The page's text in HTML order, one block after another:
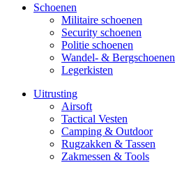
Schoenen
Militaire schoe­nen
Security schoenen
Politie schoenen
Wandel- & Berg­­schoenen
Legerkisten
Uitrusting
Airsoft
Tactical Ves­ten
Camping & Outdoor
Rugzakken & Tassen
Zakmessen & Tools